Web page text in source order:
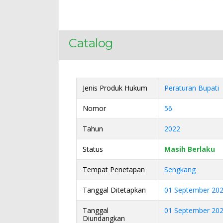
Catalog
Jenis Produk Hukum Peraturan Bupati
Nomor 56
Tahun 2022
Status Masih Berlaku
Tempat Penetapan Sengkang
Tanggal Ditetapkan 01 September
Tanggal
Diundangkan
01 September